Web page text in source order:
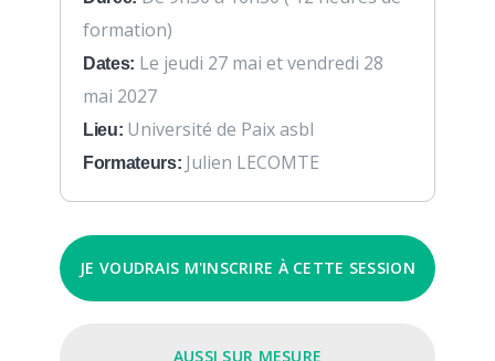
formation)
Dates: Le jeudi 27 mai et vendredi 28
mai 2027
Lieu: Université de Paix asbl
Formateurs: Julien LECOMTE
JE VOUDRAIS M'INSCRIRE À CETTE SESSION
AUSSI SUR MESURE